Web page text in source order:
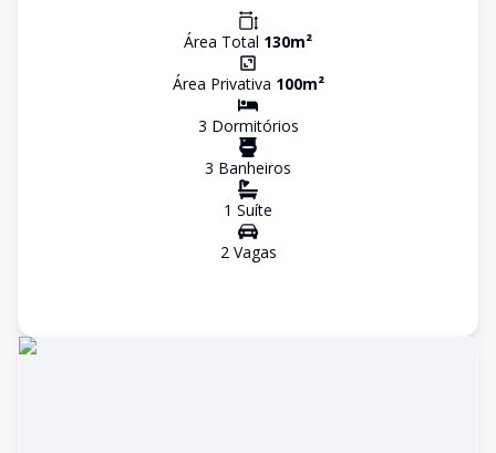
Área Total 130m²
Área Privativa 100m²
3 Dormitórios
3 Banheiros
1 Suíte
2Vagas